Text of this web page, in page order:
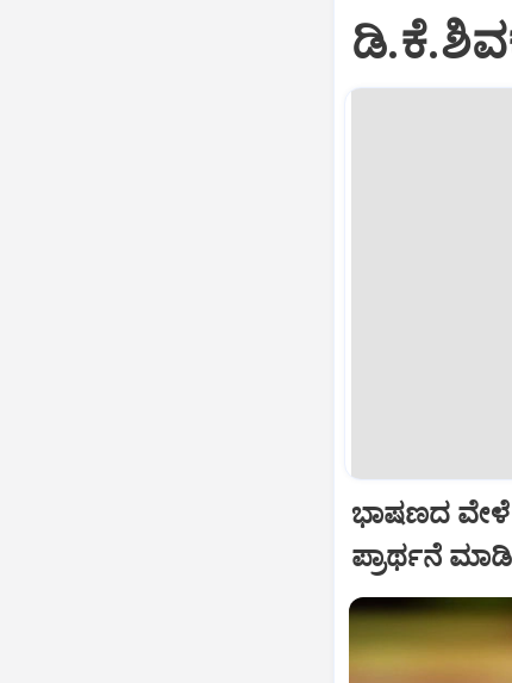
ಭಾಷಣದ ವೇಳೆ
ಪ್ರಾರ್ಥನೆ